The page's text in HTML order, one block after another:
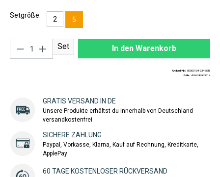
Setgröße: 2 5
Produkt Anzahl: Gib den gewünschten
Set In den Warenkorb
Artikel-Nr.: 00000134-234-5ER
EAN: 4260747993614
GRATIS VERSAND IN DE
Unsere Produkte erhältst du innerhalb von Deutschland
versandkostenfrei
SICHERE ZAHLUNG
Paypal, Vorkasse, Klarna, Kauf auf Rechnung, Kreditkarte,
ApplePay
60 TAGE KOSTENLOSER RÜCKVERSAND